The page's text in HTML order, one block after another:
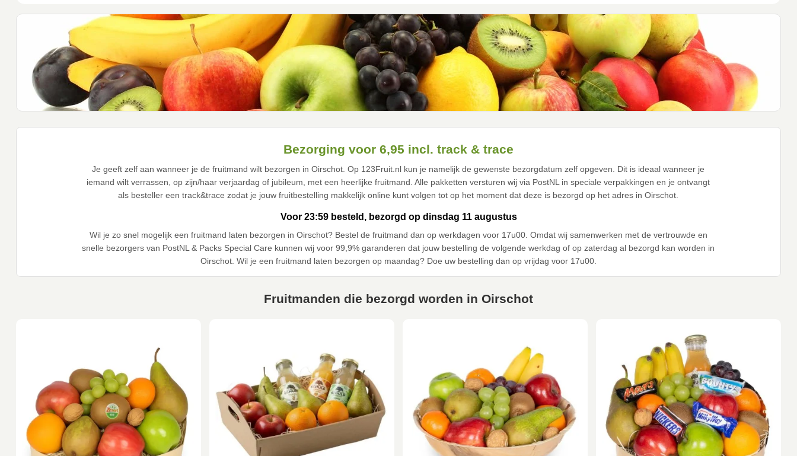
Bezorging voor 6,95 incl. track & trace
Je geeft zelf aan wanneer je de fruitmand wilt bezorgen in Oirschot. Op 123Fruit.nl kun je namelijk de gewenste bezorgdatum zelf opgeven. Dit is ideaal wanneer je
iemand wilt verrassen, op zijn/haar verjaardag of jubileum, met een heerlijke fruitmand. Alle pakketten versturen wij via PostNL in speciale verpakkingen en je ontvangt
als besteller een track&trace zodat je jouw fruitbestelling makkelijk online kunt volgen tot op het moment dat deze is bezorgd op het adres in Oirschot.
Voor 23:59 besteld, bezorgd op dinsdag 11 augustus
Wil je zo snel mogelijk een fruitmand laten bezorgen in Oirschot? Bestel de fruitmand dan op werkdagen voor 17u00. Omdat wij samenwerken met de vertrouwde en
snelle bezorgers van PostNL & Packs Special Care kunnen wij voor 99,9% garanderen dat jouw bestelling de volgende werkdag of op zaterdag al bezorgd kan worden in
Oirschot. Wil je een fruitmand laten bezorgen op maandag? Doe uw bestelling dan op vrijdag voor 17u00.
Fruitmanden die bezorgd worden in Oirschot